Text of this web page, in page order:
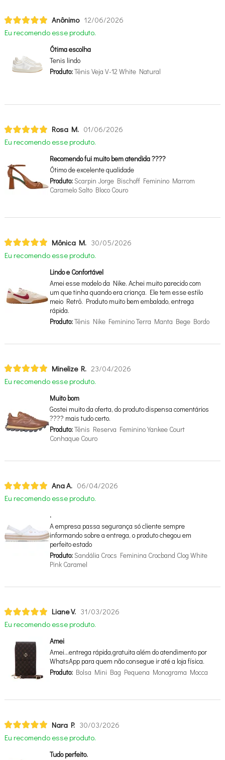
Anônimo 12/06/2026
Eu recomendo esse produto.
Ótima escolha
Tenis lindo
Produto:Tênis Veja V-12 White Natural
Rosa M. 01/06/2026
Eu recomendo esse produto.
Recomendo fui muito bem atendida ????
Ótimo de excelente qualidade
Produto:Scarpin Jorge Bischoff Feminino Marrom
Caramelo Salto Bloco Couro
Mônica M. 30/05/2026
Eu recomendo esse produto.
Lindo e Confortável
Amei esse modelo da Nike. Achei muito parecido com
um que tinha quando era criança. Ele tem esse estilo
meio Retrô. Produto muito bem embalado, entrega
rápida.
Produto:Tênis Nike Feminino Terra Manta Bege Bordo
Minelize R. 23/04/2026
Eu recomendo esse produto.
Muito bom
Gostei muito da oferta, do produto dispensa comentários
???? mais tudo certo.
Produto:Tênis Reserva Feminino Yankee Court
Conhaque Couro
Ana A. 06/04/2026
Eu recomendo esse produto.
.
A empresa passa segurança só cliente sempre
informando sobre a entrega, o produto chegou em
perfeito estado
Produto:Sandália Crocs Feminina Crocband Clog White
Pink Caramel
Liane V. 31/03/2026
Eu recomendo esse produto.
Amei
Amei…entrega rápida,gratuita além do atendimento por
WhatsApp para quem não consegue ir até a loja física.
Produto:Bolsa Mini Bag Pequena Monograma Mocca
Nara P. 30/03/2026
Eu recomendo esse produto.
Tudo perfeito.